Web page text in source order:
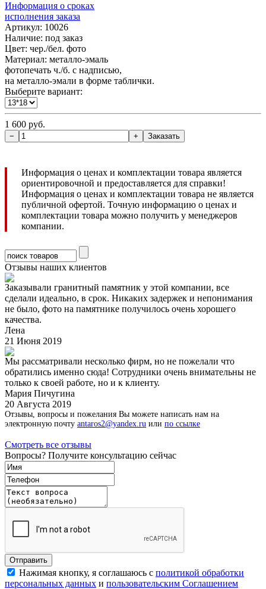
Информация о сроках
исполнения заказа
Артикул: 10026
Наличие: под заказ
Цвет: чер./бел. фото
Материал: металло-эмаль
фотопечать ч./б. с надписью,
на металло-эмали в форме таблички.
Выберите вариант:
1 600 руб.
Информация о ценах и комплектации товара является
ориентировочной и предоставляется для справки!
Информация о ценах и комплектации товара не является
публичной офертой. Точную информацию о ценах и
комплектации товара можно получить у менеджеров
компании.
Отзывы наших клиентов
Заказывали гранитный памятник у этой компании, все
сделали идеально, в срок. Никаких задержек и непонимания
не было, фото на памятнике получилось очень хорошего
качества.
Лена
21 Июня 2019
Мы рассматривали несколько фирм, но не пожелали что
обратились именно сюда! Сотрудники очень внимательны не
только к своей работе, но и к клиенту.
Мария Пичугина
20 Августа 2019
Отзывы, вопросы и пожелания Вы можете написать нам на
электронную почту antaros2@yandex.ru или по ссылке
Смотреть все отзывы
Вопросы? Получите консультацию сейчас
Нажимая кнопку, я соглашаюсь с политикой обработки
персональных данных и пользовательским Соглашением